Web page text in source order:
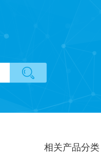
相关产品分类